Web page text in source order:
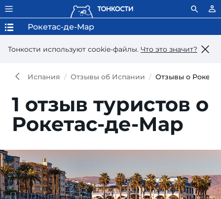
Тонкости используют сookie-файлы. Что это значит?
Рокетас-де-Мар
Испания Отзывы об Испании Отзывы о
1 отзыв туристов о
Рокетас-де-Мар